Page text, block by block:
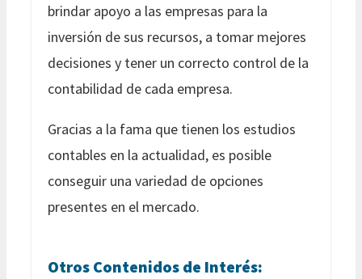
brindar apoyo a las empresas para la
inversión de sus recursos, a tomar mejores
decisiones y tener un correcto control de la
contabilidad de cada empresa.
Gracias a la fama que tienen los estudios
contables en la actualidad, es posible
conseguir una variedad de opciones
presentes en el mercado.
Otros Contenidos de Interés: